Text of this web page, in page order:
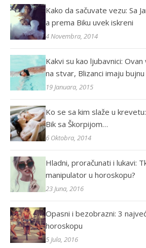
Kako da sačuvate vezu: Sa
a prema Biku uvek iskreni
4 Novembra, 2014
Kakvi su kao ljubavnici:
na stvar, Blizanci imaju
19 Januara, 2015
Ko se sa kim slaže u
Bik sa Škorpijom…
6 Oktobra, 2014
Hladni, proračunati i lukavi:
manipulator u horoskopu?
23 Juna, 2016
Opasni i bezobrazni: 3
horoskopu
5 Jula, 2016